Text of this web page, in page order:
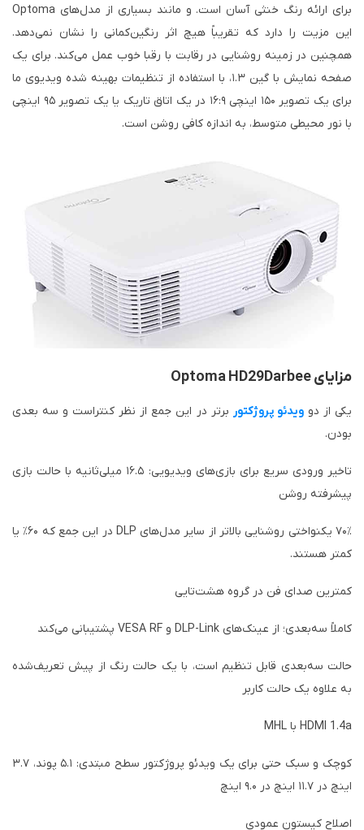
برای ارائه رنگ خنثی آسان است. و مانند بسیاری از مدل‌های Optoma
این مزیت را دارد که تقریباً هیچ اثر رنگین‌کمانی را نشان نمی‌دهد.
همچنین در زمینه روشنایی در رقابت با رقبا خوب عمل می‌کند. برای یک
صفحه نمایش با گین ۱.۳، با استفاده از تنظیمات بهینه شده ویدیوی ما
برای یک تصویر ۱۵۰ اینچی ۱۶:۹ در یک اتاق تاریک یا یک تصویر ۹۵ اینچی
با نور محیطی متوسط، به اندازه کافی روشن است.
مزایای Optoma HD29Darbee
یکی از دوویدئو پروژکتور برتر در این جمع از نظر کنتراست و سه بعدی
بودن.
تاخیر ورودی سریع برای بازی‌های ویدیویی: ۱۶.۵ میلی‌ثانیه با حالت بازی
پیشرفته روشن
۷۰٪ یکنواختی روشنایی بالاتر از سایر مدل‌های DLP در این جمع که ۶۰٪ یا
کمتر هستند.
کمترین صدای فن در گروه هشت‌تایی
کاملاً سه‌بعدی؛ از عینک‌های DLP-Link و VESA RF پشتیبانی می‌کند
حالت سه‌بعدی قابل تنظیم است، با یک حالت رنگ از پیش تعریف‌شده
به علاوه یک حالت کاربر
HDMI 1.4a با MHL
کوچک و سبک حتی برای یک ویدئو پروژکتور سطح مبتدی: ۵.۱ پوند، ۳.۷
اینچ در ۱۱.۷ اینچ در ۹.۰ اینچ
اصلاح کیستون عمودی